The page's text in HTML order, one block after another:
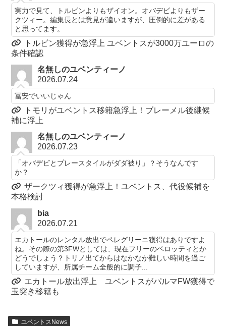
実力で見て、トルビンよりもザイオン。オバデビよりもザー
クツィー。編集長とは意見が違いますが、圧倒的に差がある
と思ってます。
トルビン獲得が急浮上 ユベントスが3000万ユーロの
条件確認
名無しのユベンティーノ
2026.07.24
冨安でいいじゃん
トモリがユベントス移籍急浮上！ブレーメル後継候
補に浮上
名無しのユベンティーノ
2026.07.23
「オバデビとプレースタイルがダダ被り」？そうなんです
か？
ザークツィ獲得が急浮上！ユベントス、代役候補を
本格検討
bia
2026.07.21
エカトールのレンタル放出でペレグリーニ獲得はありですよ
ね。その際の第3FWとしては、現在フリーのベロッティとか
どうでしょう？トリノ出てからはなかなか難しい時間を過ご
していますが、所属チーム全般的に調子...
エカトール放出浮上 ユベントスがパルマFW獲得で
玉突き移籍も
ユベントスNews